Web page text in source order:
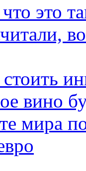
это
во
вино
мира